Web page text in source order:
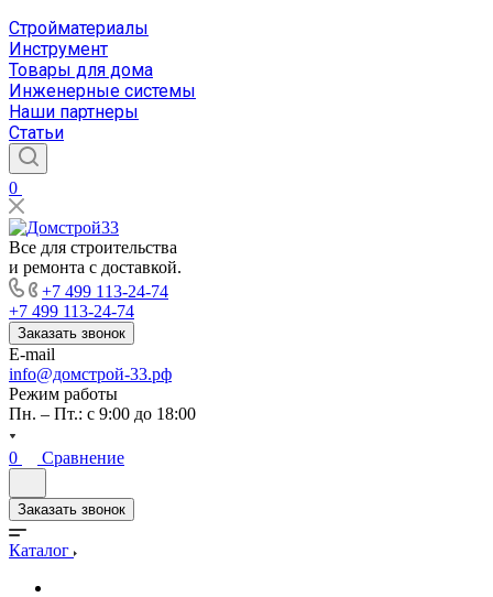
Стройматериалы
Инструмент
Товары для дома
Инженерные системы
Наши партнеры
Статьи
0
Все для строительства
и ремонта с доставкой.
+7 499 113-24-74
+7 499 113-24-74
Заказать звонок
E-mail
info@домстрой-33.рф
Режим работы
Пн. – Пт.: с 9:00 до 18:00
0 Сравнение
Заказать звонок
Каталог